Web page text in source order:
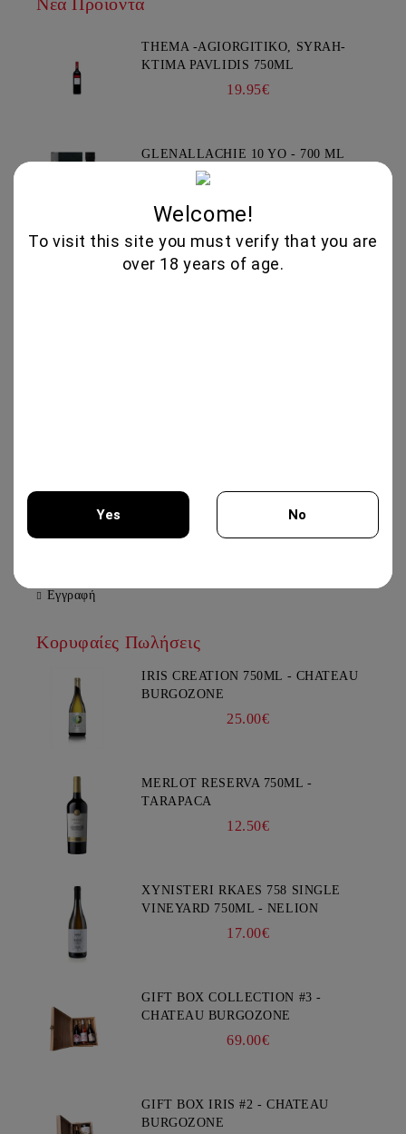
THEMA -AGIORGITIKO, SYRAH-
KTIMA PAVLIDIS 750ML
19.95€
GLENALLACHIE 10 YO - 700 ML
GOAT CHEESE WITH TRUFFLE
KOLIOS WINERY
Εγγραφή
Κορυφαίες Πωλήσεις
IRIS CREATION 750ML - CHATEAU
BURGOZONE
25.00€
MERLOT RESERVA 750ML -
TARAPACA
12.50€
XYNISTERI RKAES 758 SINGLE
VINEYARD 750ML - NELION
17.00€
GIFT BOX COLLECTION #3 -
CHATEAU BURGOZONE
69.00€
GIFT BOX IRIS #2 - CHATEAU
BURGOZONE
Welcome!
To visit this site you must verify that you are
over 18 years of age.
Yes No